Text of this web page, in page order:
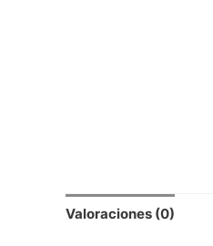
Valoraciones (0)